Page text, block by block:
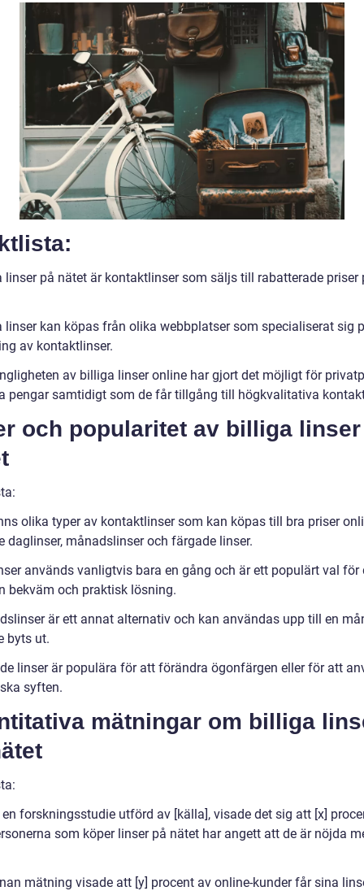
linser på nätet är kontaktlinser som säljs till rabatterade priser
linser kan köpas från olika webbplatser som specialiserat sig
av kontaktlinser.
av billiga linser online har gjort det möjligt för
pengar samtidigt som de får tillgång till högkvalitativa
och popularitet av billiga
olika typer av kontaktlinser som kan köpas till bra priser
daglinser, månadslinser och färgade linser.
används vanligtvis bara en gång och är ett populärt val för
bekväm och praktisk lösning.
är ett annat alternativ och kan användas upp till en
byts ut.
linser är populära för att förändra ögonfärgen eller för att
syften.
mätningar om billiga
forskningsstudie utförd av [källa], visade det sig att [x]
som köper linser på nätet har angett att de är nöjda
mätning visade att [y] procent av online-kunder får sina